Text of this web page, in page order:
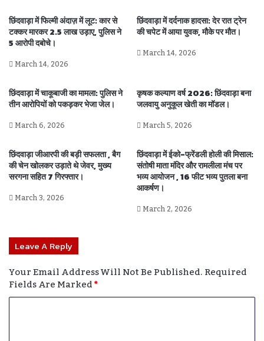
छिंदवाड़ा में फिल्मी अंदाज़ में लूट: कार से
टक्कर मारकर 2.5 लाख उड़ाए, पुलिस ने
5 आरोपी दबोचे।
March 14, 2026
छिंदवाड़ा में दर्दनाक हादसा: देर रात ट्रेन
की चपेट में आया युवक, मौके पर मौत।
March 14, 2026
छिंदवाड़ा में चाकूबाजी का मामला: पुलिस ने
तीन आरोपियों को पकड़कर भेजा जेल।
March 6, 2026
कृषक कल्याण वर्ष 2026: छिंदवाड़ा बना
जलवायु अनुकूल खेती का मॉडल।
March 5, 2026
छिंदवाड़ा जीआरपी की बड़ी सफलता , बैग
की चेन खोलकर उड़ाते थे जेवर, मुख्य
सरगना सहित 7 गिरफ्तार।
March 3, 2026
छिंदवाड़ा में ईको-फ्रेंडली होली की मिसाल:
संतोषी माता मंदिर और रामलीला मंच पर
भव्य आयोजन , 16 फीट भव्य पुतला बना
आकर्षण।
March 2, 2026
Leave A Reply
Your Email Address Will Not Be Published.Required
Fields Are Marked*